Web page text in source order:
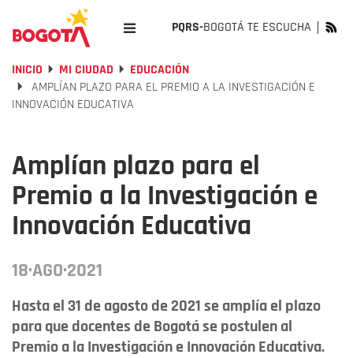
PQRS-BOGOTÁ TE ESCUCHA
INICIO MI CIUDAD
EDUCACIÓN
AMPLÍAN PLAZO PARA EL PREMIO A LA INVESTIGACIÓN E
INNOVACIÓN EDUCATIVA
Amplían plazo para el
Premio a la Investigación e
Innovación Educativa
18·AGO·2021
Hasta el 31 de agosto de 2021 se amplía el plazo
para que docentes de Bogotá se postulen al
Premio a la Investigación e Innovación Educativa.